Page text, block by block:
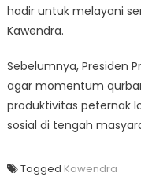
hadir untuk melayani
Kawendra.
Sebelumnya, Presiden
agar momentum
produktivitas peternak
sosial di tengah
Tagged Kawendra